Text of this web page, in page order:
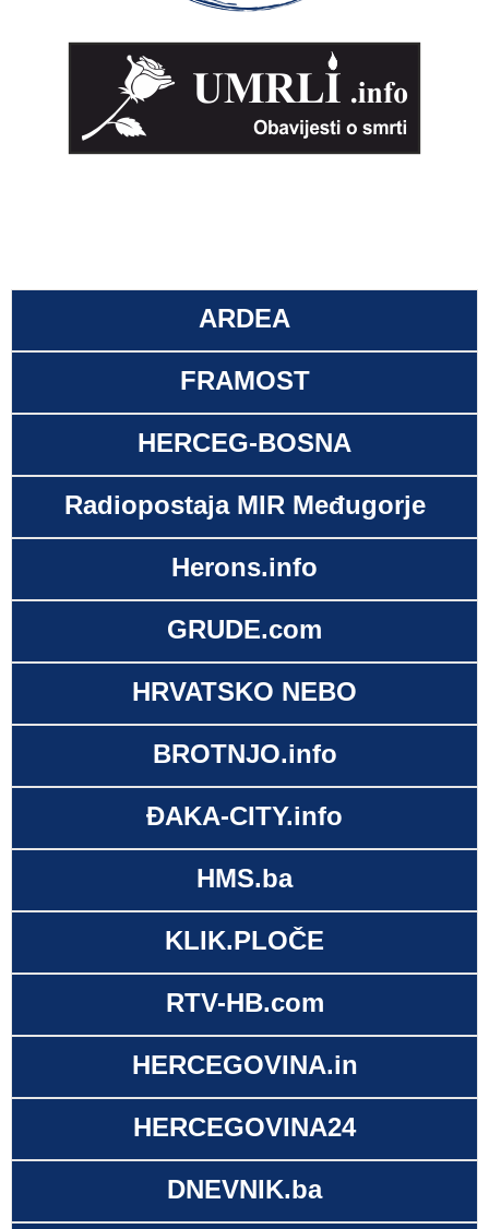
ARDEA
FRAMOST
HERCEG-BOSNA
Radiopostaja MIR Međugorje
Herons.info
GRUDE.com
HRVATSKO NEBO
BROTNJO.info
ĐAKA-CITY.info
HMS.ba
KLIK.PLOČE
RTV-HB.com
HERCEGOVINA.in
HERCEGOVINA24
DNEVNIK.ba